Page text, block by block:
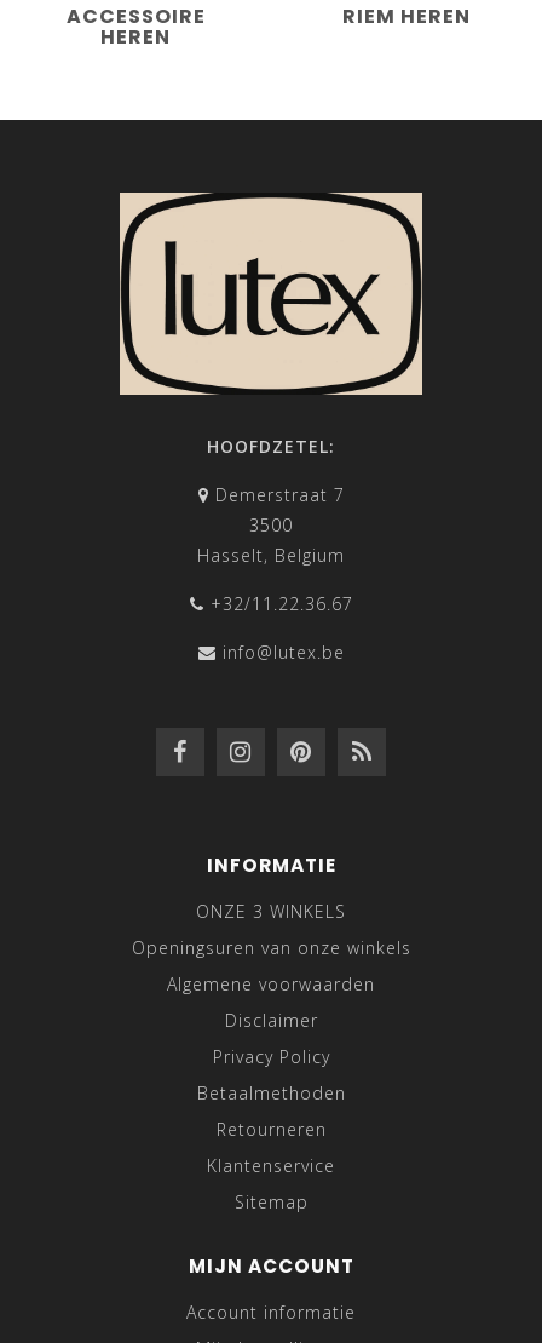
ACCESSOIRE
HEREN
RIEM HEREN
HOOFDZETEL:
Demerstraat 7
3500
Hasselt, Belgium
+32/11.22.36.67
info@lutex.be
INFORMATIE
ONZE 3 WINKELS
Openingsuren van onze winkels
Algemene voorwaarden
Disclaimer
Privacy Policy
Betaalmethoden
Retourneren
Klantenservice
Sitemap
MIJN ACCOUNT
Account informatie